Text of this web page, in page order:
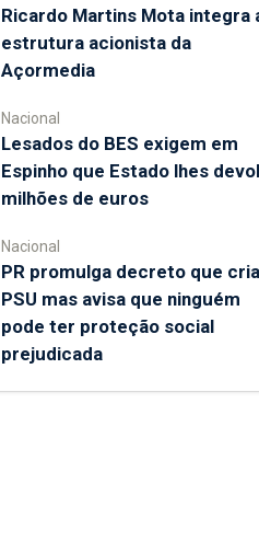
Ricardo Martins Mota integra
estrutura acionista da
Açormedia
Nacional
Lesados do BES exigem em
Espinho que Estado lhes
milhões de euros
Nacional
PR promulga decreto que cria
PSU mas avisa que ninguém
pode ter proteção social
prejudicada